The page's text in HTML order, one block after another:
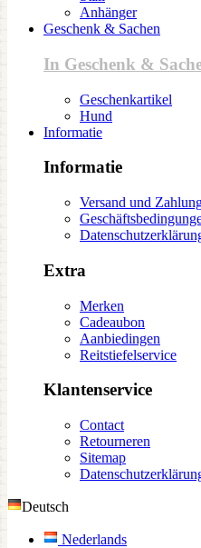
Anhänger
Geschenk & Sachen
In Geschenk &
Geschenkartikel
Hund
Informatie
Informatie
Versand und
Extra
Merken
Cadeaubon
Aanbiedingen
Reitstiefelservice
Klantenservice
Contact
Retourneren
Sitemap
Deutsch
Nederlands